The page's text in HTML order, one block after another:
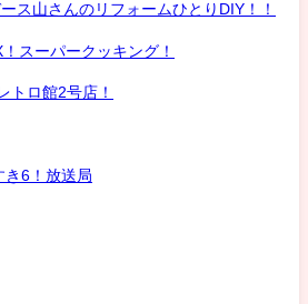
ス山さんのリフォームひとりDIY！！
スーパークッキング！
トロ館2号店！
き6！放送局